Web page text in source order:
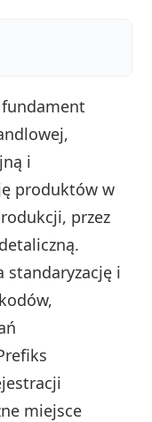
i
produktów w
przez
standaryzację i
miejsce